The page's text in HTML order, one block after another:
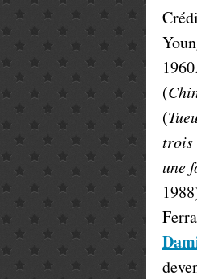
(
(
trois
une